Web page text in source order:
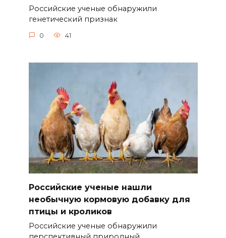
Российские ученые обнаружили
генетический признак
0 41
Российские ученые нашли
необычную кормовую добавку для
птицы и кроликов
Российские ученые обнаружили